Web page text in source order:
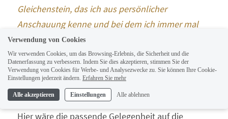
Gleichenstein, das ich aus persönlicher
Anschauung kenne und bei dem ich immer mal
wieder einkaufe
Gasthöfe
Hier wäre die passende Gelegenheit auf die
Verwendung von Cookies
Wir verwenden Cookies, um das Browsing-Erlebnis, die Sicherheit und die
Datenerfassung zu verbessern. Indem Sie dies akzeptieren, stimmen Sie der
Verwendung von Cookies für Werbe- und Analysezwecke zu. Sie können Ihre Cookie-
Einstellungen jederzeit ändern. Erfahren Sie mehr
Alle akzeptieren Einstellungen Alle ablehnen